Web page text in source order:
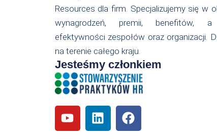
Resources dla firm. Specjalizujemy się w
wynagrodzeń, premii, benefitów,
efektywności zespołów oraz organizacji.
na terenie całego kraju.
Jesteśmy członkiem
Y
o
L
i
F
a